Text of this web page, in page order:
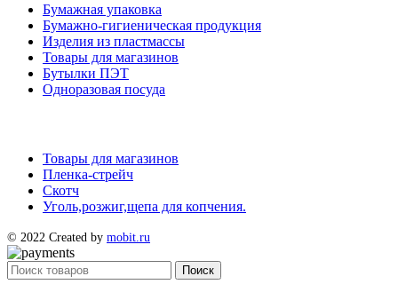
Бумажная упаковка
Бумажно-гигиеническая продукция
Изделия из пластмассы
Товары для магазинов
Бутылки ПЭТ
Одноразовая посуда
Товары для магазинов
Пленка-стрейч
Скотч
Уголь,розжиг,щепа для копчения.
© 2022 Created by mobit.ru
Поиск